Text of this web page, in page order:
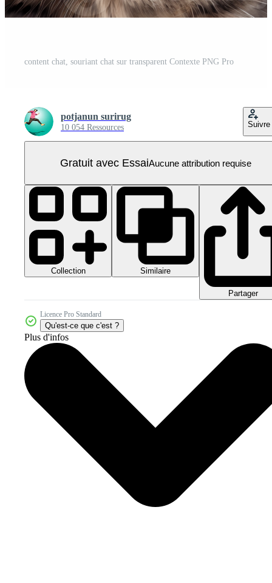
content chat, souriant chat sur transparent Contexte PNG Pro
potjanun surirug
10 054 Ressources Suivre
Gratuit avec EssaiAucune attribution requise
Collection Similaire
Partager
Licence Pro Standard
Qu'est-ce que c'est ?
Plus d'infos